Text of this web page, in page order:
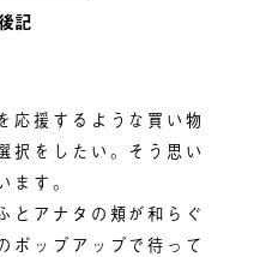
記
応援するような買い物
択をしたい。そう思い
ます。
とアナタの頬が和らぐ
ポップアップで待って